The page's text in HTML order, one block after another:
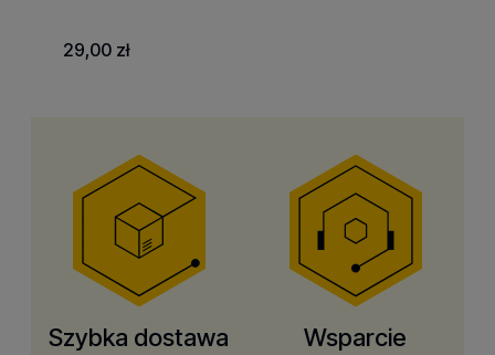
29,00 zł
Szybka dostawa Wsparcie